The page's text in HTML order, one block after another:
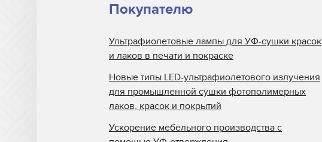
Покупателю
Ультрафиолетовые лампы для УФ-сушки красок
и лаков в печати и покраске
Новые типы LED-ультрафиолетового излучения
для промышленной сушки фотополимерных
лаков, красок и покрытий
Ускорение мебельного производства с